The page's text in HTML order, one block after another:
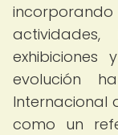
actividades,
exhibiciones
evolución
Internacional
como un